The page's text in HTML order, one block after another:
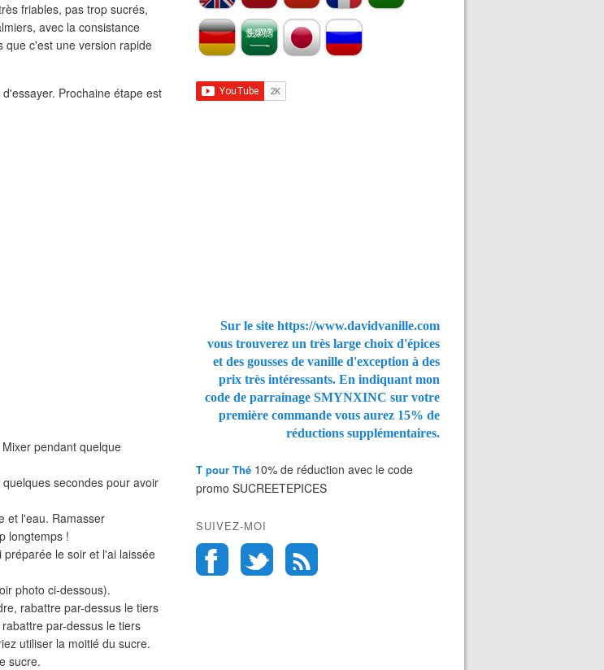
friables, pas trop sucrés,
avec la consistance
que c'est une version rapide
Prochaine étape est
pendant quelque
secondes pour avoir
et l'eau. Ramasser
longtemps !
le soir et l'ai laissée
photo ci-dessous).
rabattre par-dessus le tiers
par-dessus le tiers
utiliser la moitié du sucre.
sucre.
Sur le site https://www.davidvanille.com
vous trouverez un très large choix d'épices
et des gousses de vanille d'exception à des
prix très intéressants. En indiquant mon
code de parrainage SMYNXINC sur votre
première commande vous aurez 15% de
réductions supplémentaires.
T pour Thé 10% de réduction avec le code
promo SUCREETEPICES
SUIVEZ-MOI